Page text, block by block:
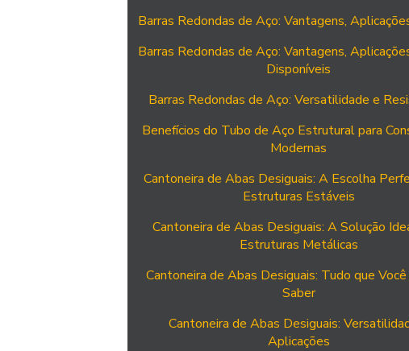
Barras Redondas de Aço: Vantagens,
Barras Redondas de Aço: Vantagens,
Disponíveis
Barras Redondas de Aço: Versatilidade e
Benefícios do Tubo de Aço Estrutural para
Modernas
Cantoneira de Abas Desiguais: A Escolha
Estruturas Estáveis
Cantoneira de Abas Desiguais: A Solução
Estruturas Metálicas
Cantoneira de Abas Desiguais: Tudo que
Saber
Cantoneira de Abas Desiguais:
Aplicações